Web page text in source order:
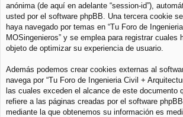
anónima (de aquí en adelante “session-id”),
usted por el software phpBB. Una tercera cookie
haya navegado por temas en “Tu Foro de
MOSingenieros” y se emplea para registrar cuales
objeto de optimizar su experiencia de usuario.
Además podemos crear cookies externas al
navega por “Tu Foro de Ingenieria Civil +
las cuales exceden el alcance de este documento
refiere a las páginas creadas por el software
mediante la que obtenemos su información es